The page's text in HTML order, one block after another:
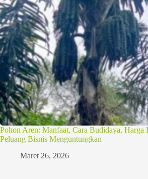
Pohon Aren: Manfaat, Cara Budidaya, Harga
Peluang Bisnis Menguntungkan
Maret 26, 2026